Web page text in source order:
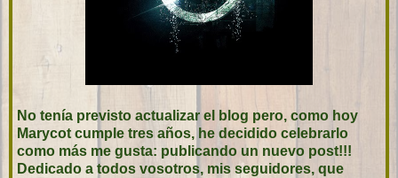
No tenía previsto actualizar el blog pero, como hoy
Marycot cumple tres años, he decidido celebrarlo
como más me gusta: publicando un nuevo post!!!
Dedicado a todos vosotros, mis seguidores, que